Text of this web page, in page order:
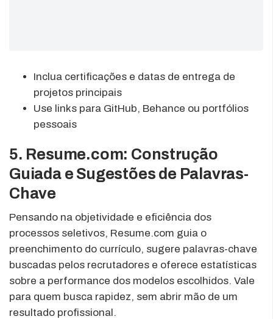
Inclua certificações e datas de entrega de
projetos principais
Use links para GitHub, Behance ou portfólios
pessoais
5. Resume.com: Construção
Guiada e Sugestões de Palavras-
Chave
Pensando na objetividade e eficiência dos
processos seletivos, Resume.com guia o
preenchimento do currículo, sugere palavras-chave
buscadas pelos recrutadores e oferece estatísticas
sobre a performance dos modelos escolhidos. Vale
para quem busca rapidez, sem abrir mão de um
resultado profissional.